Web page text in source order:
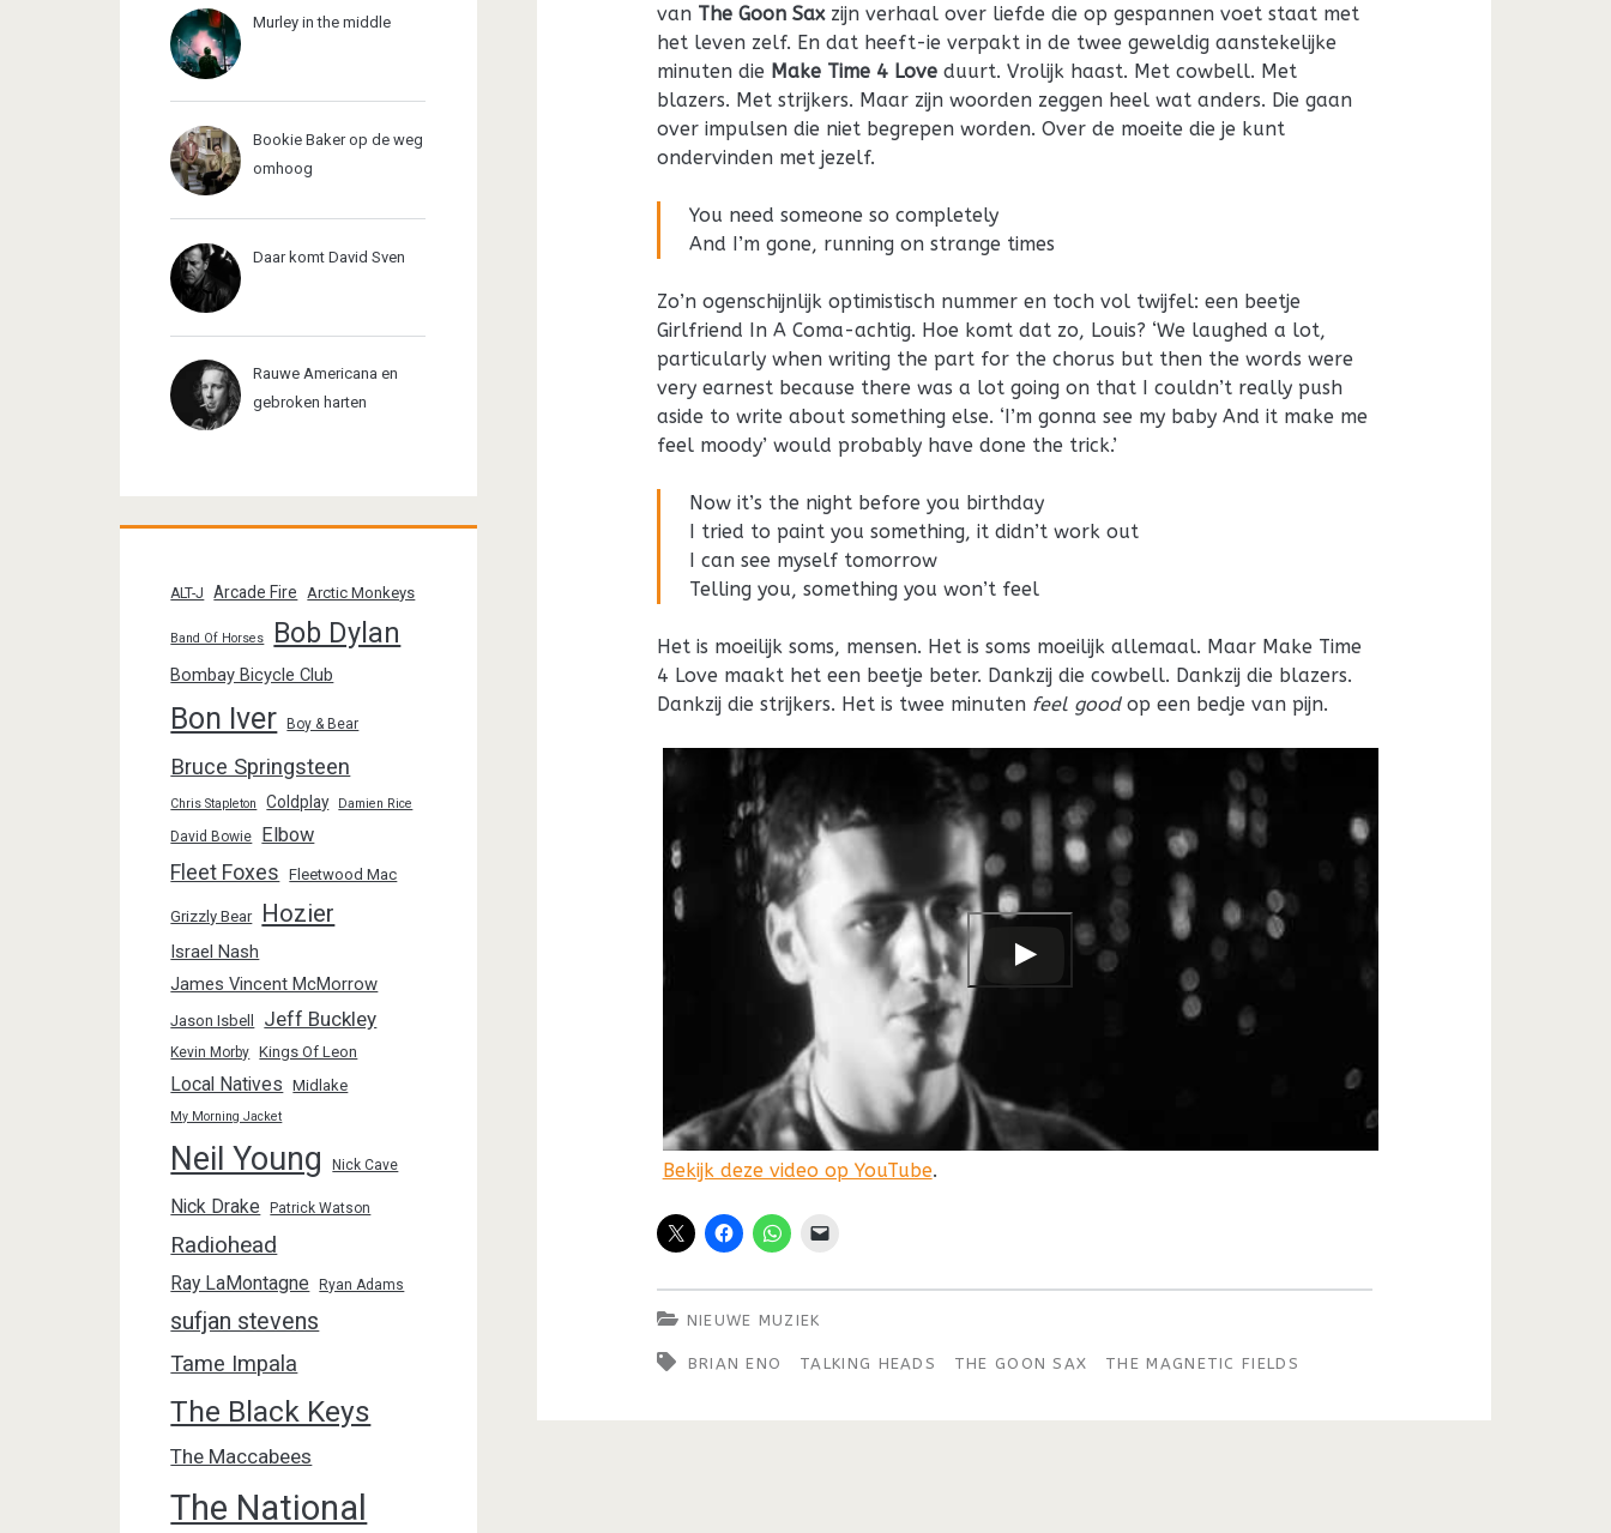
van The Goon Saxzijn verhaal over liefde die op gespannen voet staat met
het leven zelf. En dat heeft-ie verpakt in de twee geweldig aanstekelijke
minuten die Make Time 4 Loveduurt. Vrolijk haast. Met cowbell. Met
blazers. Met strijkers. Maar zijn woorden zeggen heel wat anders. Die gaan
over impulsen die niet begrepen worden. Over de moeite die je kunt
ondervinden met jezelf.
You need someone so completely
And I’m gone, running on strange times
Zo’n ogenschijnlijk optimistisch nummer en toch vol twijfel: een beetje
Girlfriend In A Coma-achtig. Hoe komt dat zo, Louis? ‘We laughed a lot,
particularly when writing the part for the chorus but then the words were
very earnest because there was a lot going on that I couldn’t really push
aside to write about something else. ‘I’m gonna see my baby And it make me
feel moody’ would probably have done the trick.’
Now it’s the night before you birthday
I tried to paint you something, it didn’t work out
I can see myself tomorrow
Telling you, something you won’t feel
Het is moeilijk soms, mensen. Het is soms moeilijk allemaal. Maar Make Time
4 Love maakt het een beetje beter. Dankzij die cowbell. Dankzij die blazers.
Dankzij die strijkers. Het is twee minuten feel goodop een bedje van pijn.
Bekijk deze video op YouTube.
NIEUWE MUZIEK
BRIAN ENO TALKING HEADS THE GOON SAX THE MAGNETIC FIELDS
Murley in the middle
Bookie Baker op de weg
omhoog
Daar komt David Sven
Rauwe Americana en
gebroken harten
ALT-J Arcade Fire Arctic Monkeys
Band Of Horses Bob Dylan
Bombay Bicycle Club
Bon Iver Boy & Bear
Bruce Springsteen
Chris Stapleton Coldplay Damien Rice
David Bowie Elbow
Fleet Foxes Fleetwood Mac
Grizzly Bear Hozier
Israel Nash
James Vincent McMorrow
Jason Isbell Jeff Buckley
Kevin Morby Kings Of Leon
Local Natives Midlake
My Morning Jacket
Neil Young Nick Cave
Nick Drake Patrick Watson
Radiohead
Ray LaMontagne Ryan Adams
sufjan stevens
Tame Impala
The Black Keys
The Maccabees
The National